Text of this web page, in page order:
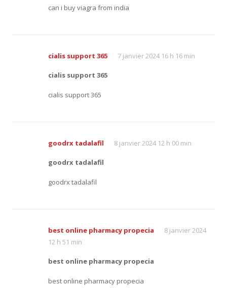
can i buy viagra from india
cialis support 365 7 janvier 2024 16 h 16 min
cialis support 365
cialis support 365
goodrx tadalafil 8 janvier 2024 12 h 00 min
goodrx tadalafil
goodrx tadalafil
best online pharmacy propecia
8 janvier 2024
12 h 51 min
best online pharmacy propecia
best online pharmacy propecia